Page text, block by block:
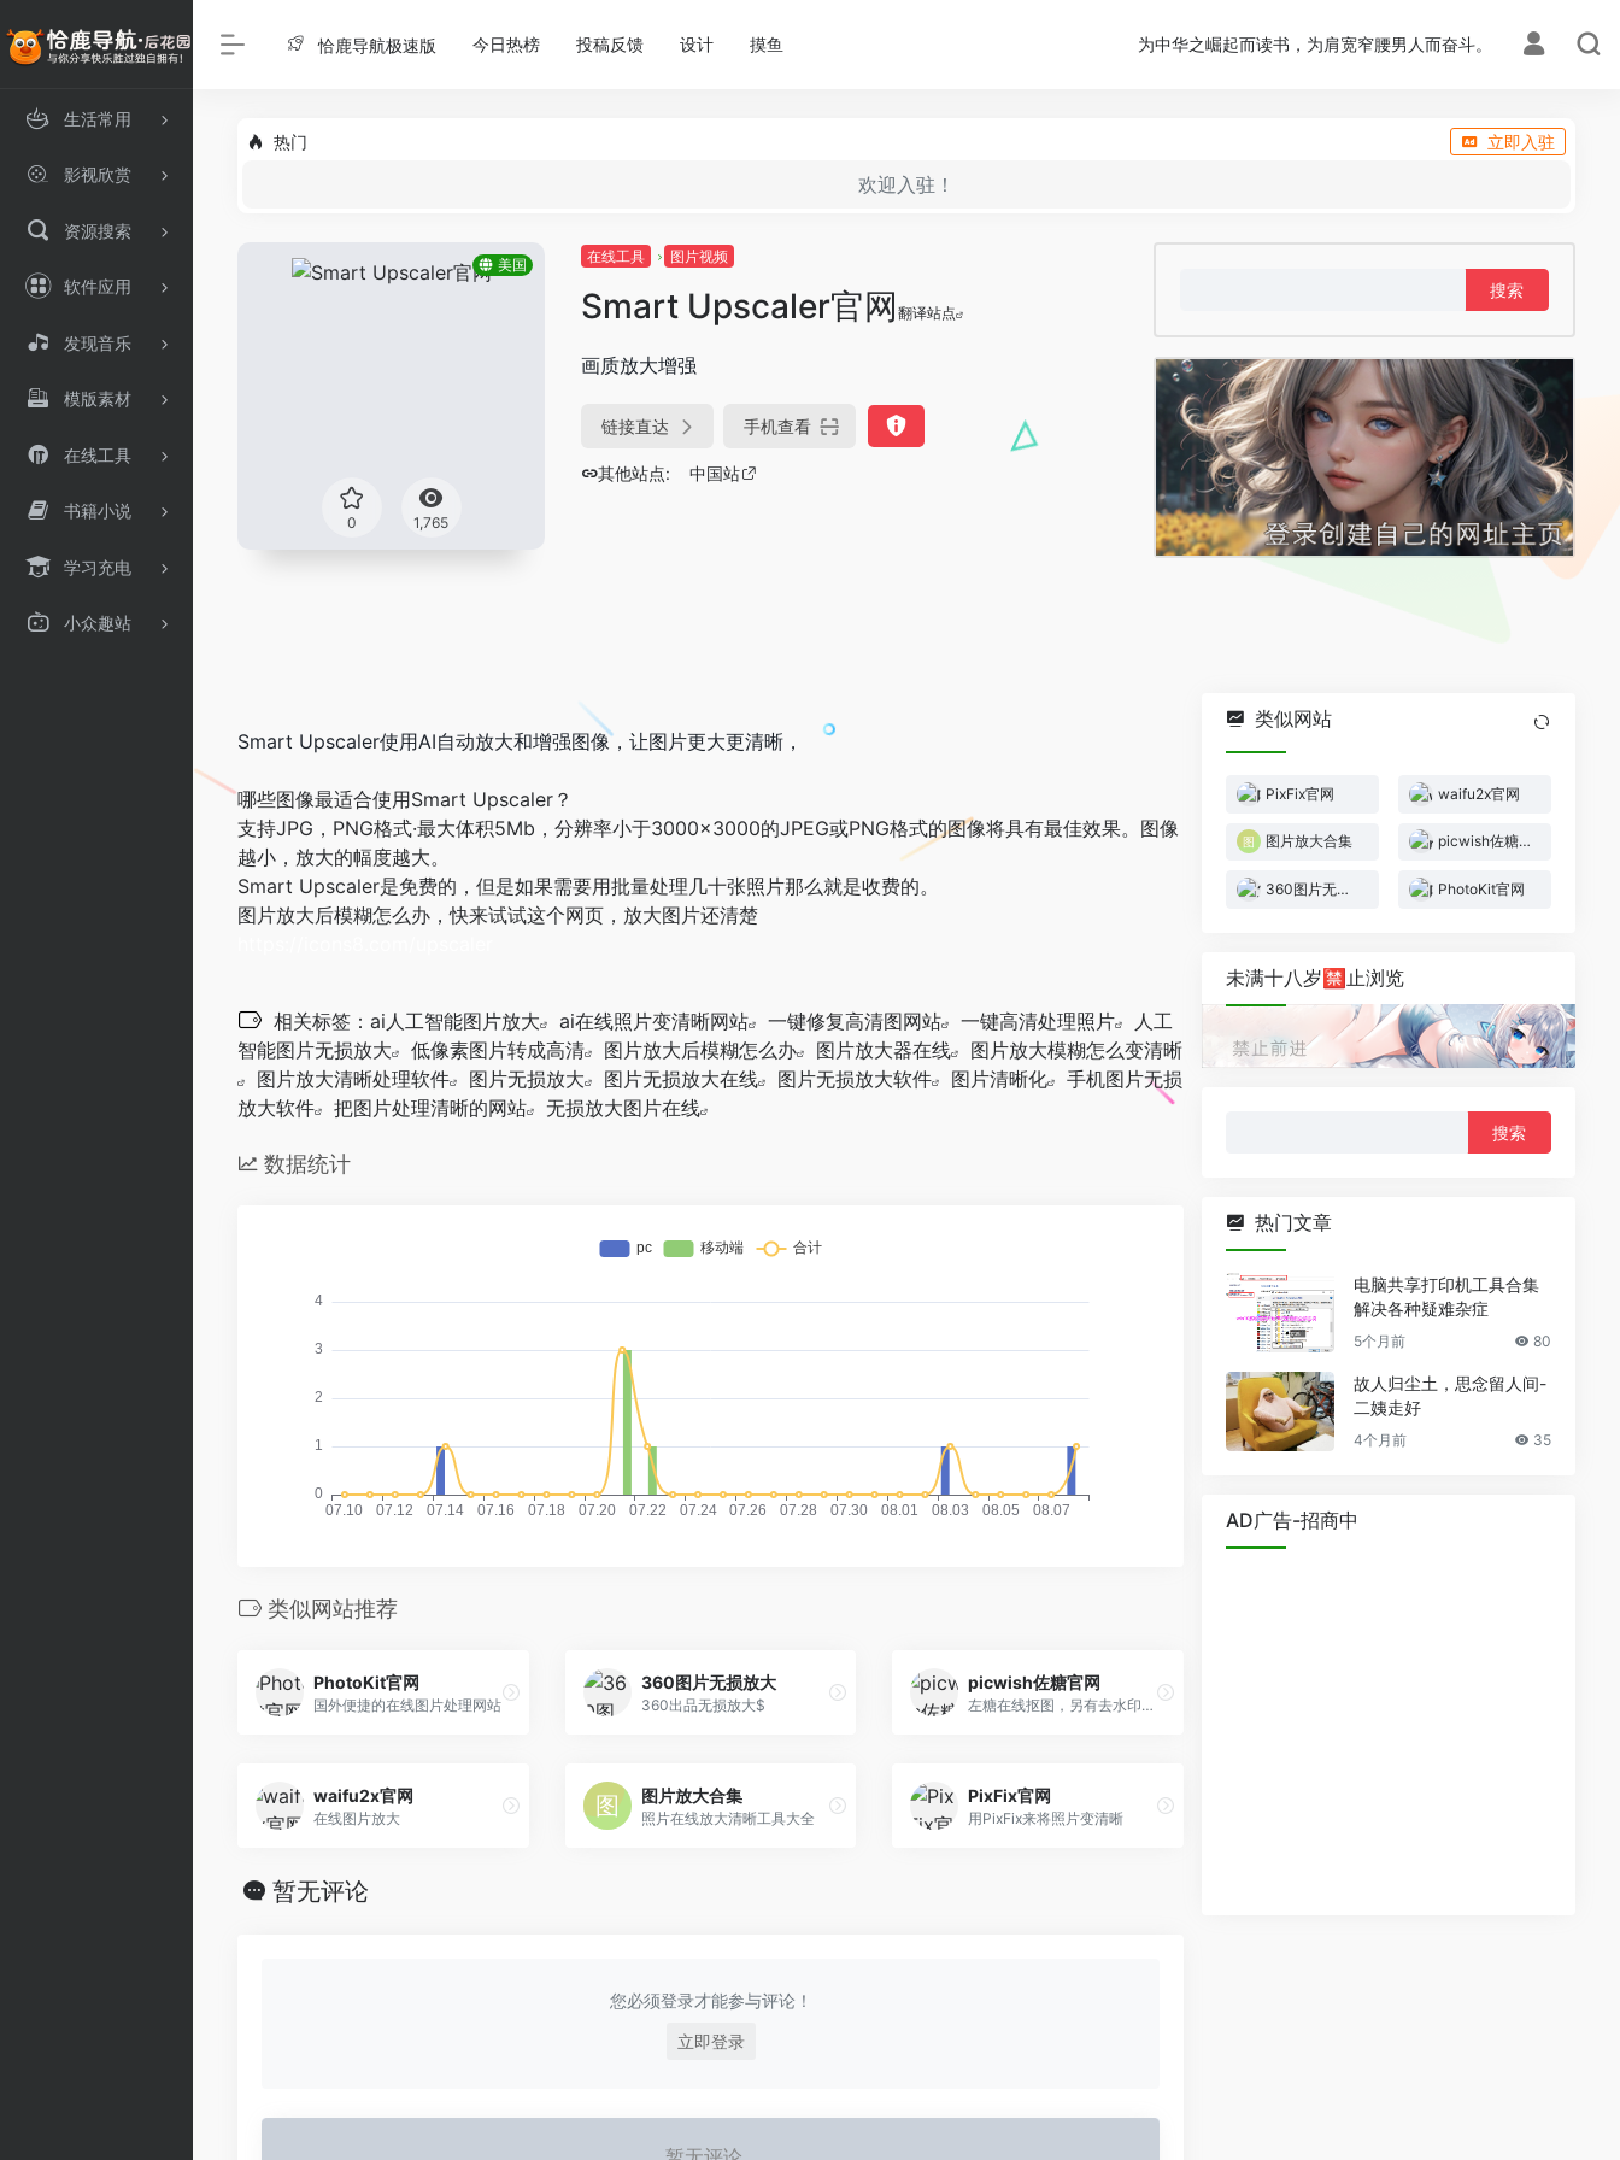
生活常用
影视欣赏
资源搜索
软件应用
发现音乐
模版素材
在线工具
书籍小说
学习充电
小众趣站
恰鹿导航极速版 今日热榜 投稿反馈 设计 摸鱼 为中华之崛起而读书，为肩宽窄腰男人而奋斗。
热门 立即入驻
欢迎入驻！
美国
0 1,765
在线工具 图片视频
Smart Upscaler官网 翻译站点
画质放大增强
链接直达 手机查看
其他站点: 中国站
Smart Upscaler使用AI自动放大和增强图像，让图片更大更清晰，
哪些图像最适合使用Smart Upscaler？
支持JPG，PNG格式·最大体积5Mb，分辨率小于3000×3000的JPEG或PNG格式的图像将具有最佳效果。图像
越小，放大的幅度越大。
Smart Upscaler是免费的，但是如果需要用批量处理几十张照片那么就是收费的。
图片放大后模糊怎么办，快来试试这个网页，放大图片还清楚
相关标签： ai人工智能图片放大 ai在线照片变清晰网站 一键修复高清图网站 一键高清处理照片
人工
智能图片无损放大
低像素图片转成高清 图片放大后模糊怎么办 图片放大器在线
图片放大模糊怎么变清晰
图片放大清晰处理软件
图片无损放大 图片无损放大在线 图片无损放大软件 图片清晰化
手机图片无损
放大软件
把图片处理清晰的网站 无损放大图片在线
数据统计
类似网站推荐
PhotoKit官网
国外便捷的在线图片处理网站
360图片无损放大
360出品无损放大$
picwish佐糖官网
左糖在线抠图，另有去水印、无损放大等
waifu2x官网
在线图片放大
图片放大合集
照片在线放大清晰工具大全
PixFix官网
用PixFix来将照片变清晰
暂无评论
您必须登录才能参与评论！
立即登录
类似网站
PixFix官网 waifu2x官网
图片放大合集 picwish佐糖官网
360图片无损放大 PhotoKit官网
未满十八岁🈲止浏览
热门文章
电脑共享打印机工具合集
解决各种疑难杂症
5个月前 80
故人归尘土，思念留人间-
二姨走好
4个月前 35
AD广告-招商中